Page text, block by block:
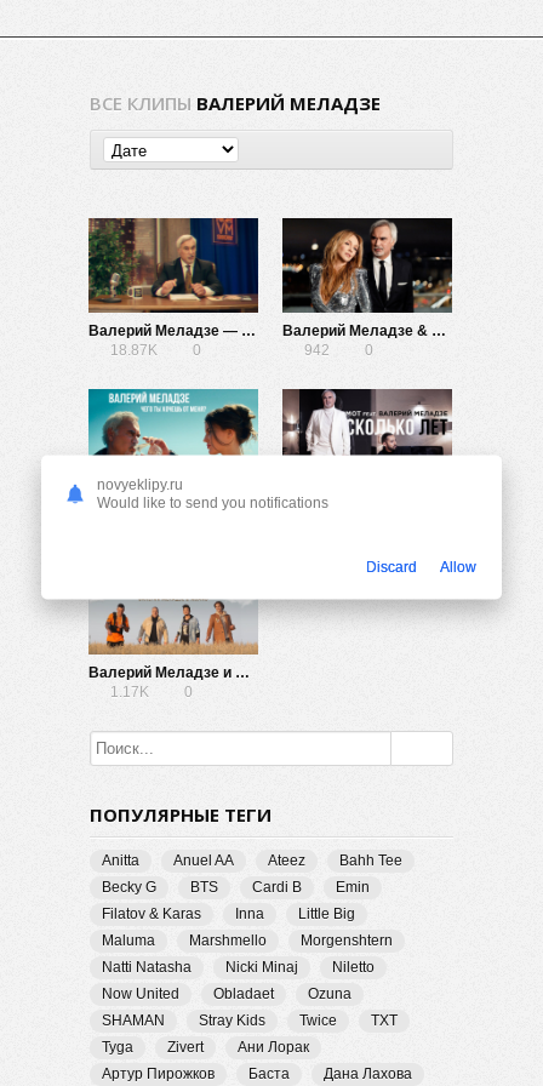
ВСЕ КЛИПЫ ВАЛЕРИЙ МЕЛАДЗЕ
Валерий Меладзе — Вижу Солнце
18.87K
0
Валерий Меладзе & Альбина Джанабаева — Мегаполисы
942
0
Валерий Меладзе — Чего ты хочешь от меня?
Валерий Меладзе и MBAND — Мама, не горюй!
1.17K
0
ПОПУЛЯРНЫЕ ТЕГИ
Anitta Anuel AA Ateez
Bahh Tee
Becky G
BTS Cardi B
Emin
Filatov & Karas
Inna
Little Big
Maluma
Marshmello
Morgenshtern
Natti Natasha
Nicki Minaj
Niletto
Now United
Obladaet
Ozuna
SHAMAN
Stray Kids Twice
TXT
Tyga
Zivert
Ани Лорак
Артур Пирожков
Баста Дана Лахова
novyeklipy.ru
Would like to send you notifications
Discard Allow